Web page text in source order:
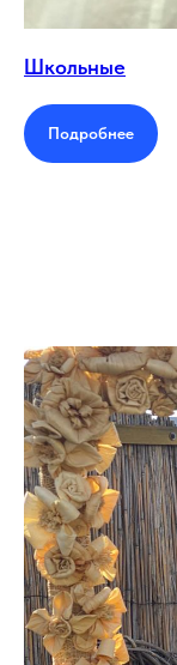
Школьные
Подробнее